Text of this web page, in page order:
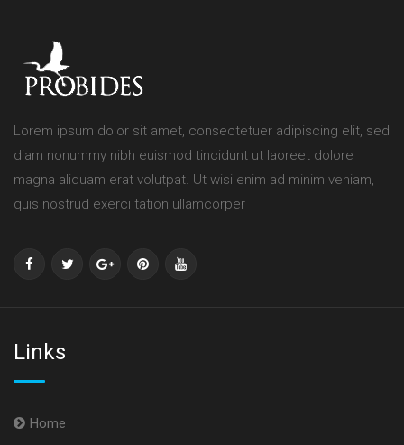
Lorem ipsum dolor sit amet, consectetuer adipiscing elit, sed
diam nonummy nibh euismod tincidunt ut laoreet dolore
magna aliquam erat volutpat. Ut wisi enim ad minim veniam,
quis nostrud exerci tation ullamcorper
Links
Home